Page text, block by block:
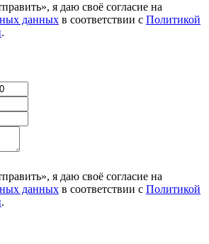
я даю своё согласие на
данных в соответствии с Политикой
.
я даю своё согласие на
данных в соответствии с Политикой
.